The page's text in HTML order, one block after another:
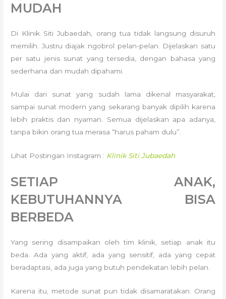
MUDAH
Di Klinik Siti Jubaedah, orang tua tidak langsung disuruh
memilih. Justru diajak ngobrol pelan-pelan. Dijelaskan satu
per satu jenis sunat yang tersedia, dengan bahasa yang
sederhana dan mudah dipahami.
Mulai dari sunat yang sudah lama dikenal masyarakat,
sampai sunat modern yang sekarang banyak dipilih karena
lebih praktis dan nyaman. Semua dijelaskan apa adanya,
tanpa bikin orang tua merasa “harus paham dulu”.
Lihat Postingan Instagram : Klinik Siti Jubaedah
SETIAP ANAK,
KEBUTUHANNYA BISA
BERBEDA
Yang sering disampaikan oleh tim klinik, setiap anak itu
beda. Ada yang aktif, ada yang sensitif, ada yang cepat
beradaptasi, ada juga yang butuh pendekatan lebih pelan.
Karena itu, metode sunat pun tidak disamaratakan. Orang